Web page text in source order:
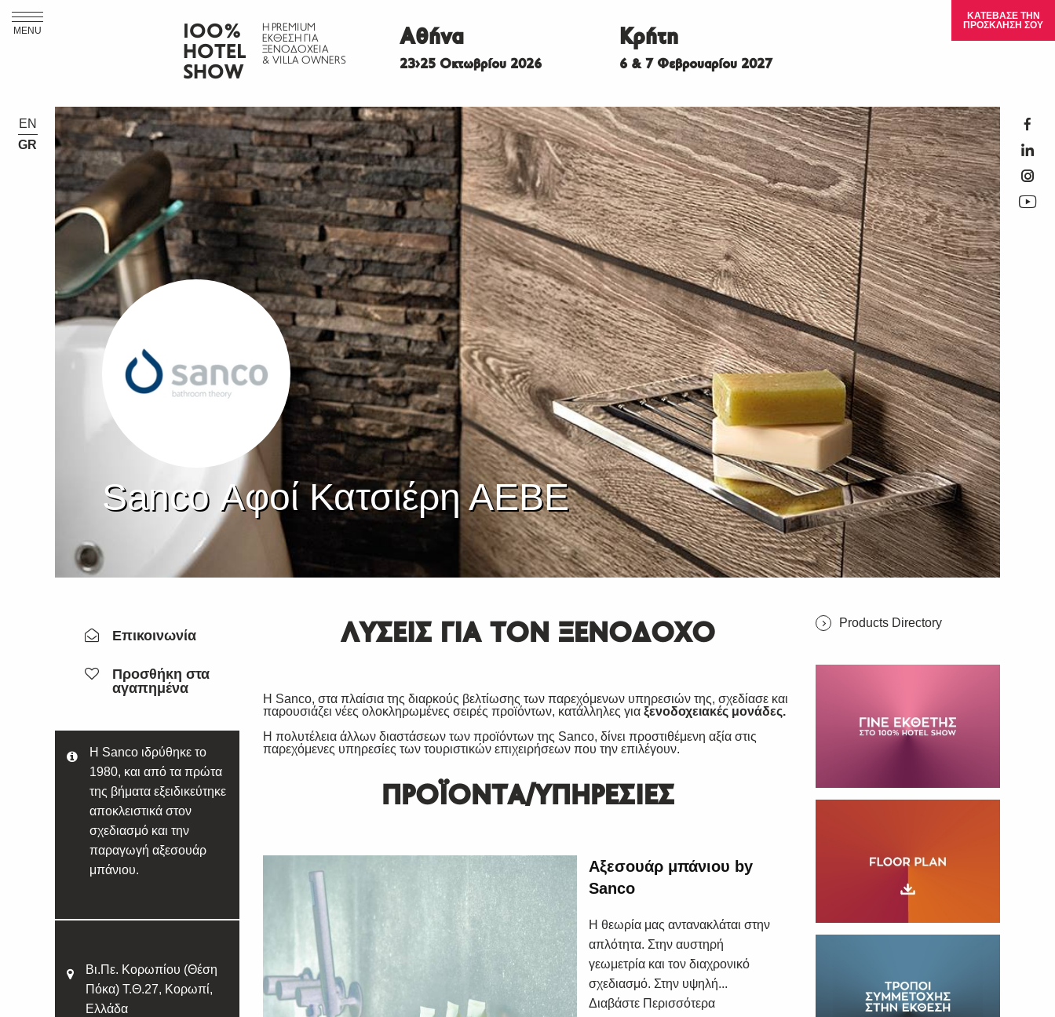
MENU
ΙΟΟ%
HOTEL
SHOW
Η PREMIUM
ΕΚΘΕΣΗ ΓΙΑ
ΞΕΝΟΔΟΧΕΙΑ
& VILLA OWNERS
Αθήνα
23>25 Οκτωβρίου 2026
Κρήτη
6 & 7 Φεβρουαρίου 2027
ΚΑΤΕΒΑΣΕ ΤΗΝ
ΠΡΟΣΚΛΗΣΗ ΣΟΥ
EN
GR
Sanco Αφοί Κατσιέρη ΑΕΒΕ
Επικοινωνία
Προσθήκη στα
αγαπημένα
H Sanco ιδρύθηκε το
1980, και από τα πρώτα
της βήματα εξειδικεύτηκε
αποκλειστικά στον
σχεδιασμό και την
παραγωγή αξεσουάρ
μπάνιου.
Βι.Πε. Κορωπίου (Θέση
Πόκα) Τ.Θ.27, Κορωπί,
Ελλάδα
ΛΥΣΕΙΣ ΓΙΑ ΤΟΝ ΞΕΝΟΔΟΧΟ
H Sanco, στα πλαίσια της διαρκούς βελτίωσης των παρεχόμενων υπηρεσιών της, σχεδίασε και
παρουσιάζει νέες ολοκληρωμένες σειρές προϊόντων, κατάλληλες για ξενοδοχειακές μονάδες.
Η πολυτέλεια άλλων διαστάσεων των προϊόντων της Sanco, δίνει προστιθέμενη αξία στις
παρεχόμενες υπηρεσίες των τουριστικών επιχειρήσεων που την επιλέγουν.
ΠΡΟΪΟΝΤΑ/ΥΠΗΡΕΣΙΕΣ
Αξεσουάρ μπάνιου by
Sanco
Η θεωρία μας αντανακλάται στην
απλότητα. Στην αυστηρή
γεωμετρία και τον διαχρονικό
σχεδιασμό. Στην υψηλή...
Διαβάστε Περισσότερα
Products Directory